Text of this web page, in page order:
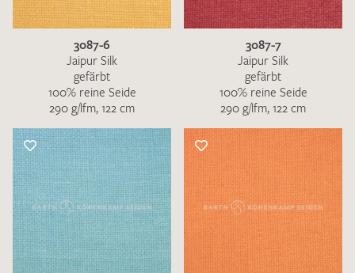
3087-6
Jaipur Silk
gefärbt
100% reine Seide
290 g/lfm, 122 cm
3087-7
Jaipur Silk
gefärbt
100% reine Seide
290 g/lfm, 122 cm